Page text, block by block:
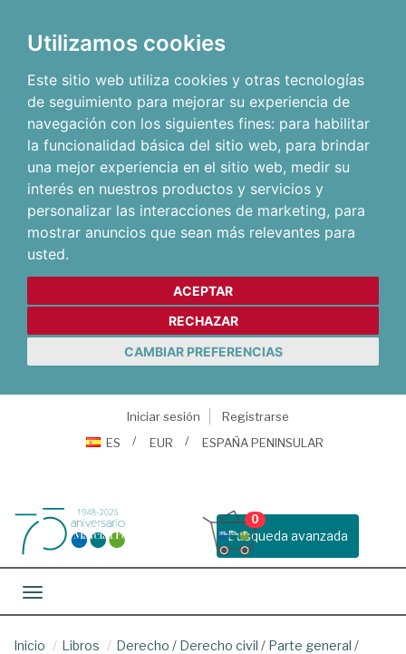
Utilizamos cookies
Este sitio web utiliza cookies y otras tecnologías
de seguimiento para mejorar su experiencia de
navegación con los siguientes fines: para habilitar
la funcionalidad básica del sitio web, para brindar
una mejor experiencia en el sitio web, medir su
interés en nuestros productos y servicios y
personalizar las interacciones de marketing, para
mostrar anuncios que sean más relevantes para
usted.
ACEPTAR
RECHAZAR
CAMBIAR PREFERENCIAS
Iniciar sesión
Registrarse
ES
EUR ESPAÑA PENINSULAR
Busqueda avanzada
0
Toggle navigation
Inicio Libros Derecho / Derecho civil / Parte general /